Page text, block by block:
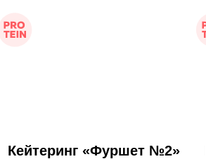
Кейтеринг «Фуршет №2»